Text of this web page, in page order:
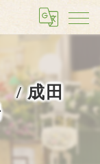
/ 成田